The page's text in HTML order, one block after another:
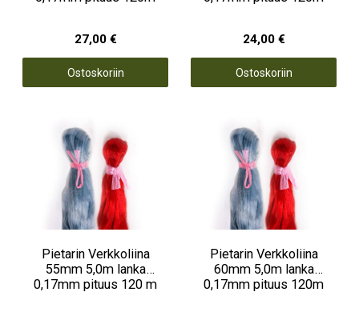
27,00 €
Ostoskoriin
24,00 €
Ostoskoriin
Pietarin Verkkoliina
55mm 5,0m lanka
0,17mm pituus 120 m
Pietarin Verkkoliina
60mm 5,0m lanka
0,17mm pituus 120m